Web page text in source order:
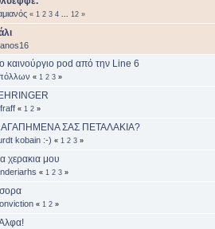
« 1 2 3 4 12 »
καινούργιο pod από την Line 6
« 1 2 3 »
« 1 2 »
ΑΓΑΠΗΜΕΝΑ ΣΑΣ ΠΕΤΑΛΑΚΙΑ?
kobain :-) « 1 2 3 »
χερακια μου
« 1 2 3 »
« 1 2 »